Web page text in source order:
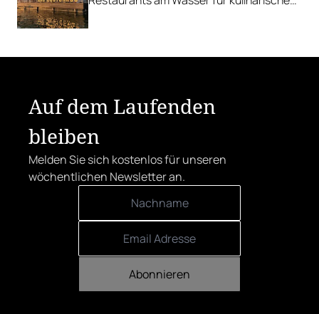
Auf dem Laufenden
bleiben
Melden Sie sich kostenlos für unseren
wöchentlichen Newsletter an.
Abonnieren